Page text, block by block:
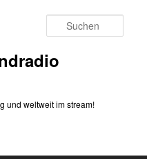
und weltweit im stream!